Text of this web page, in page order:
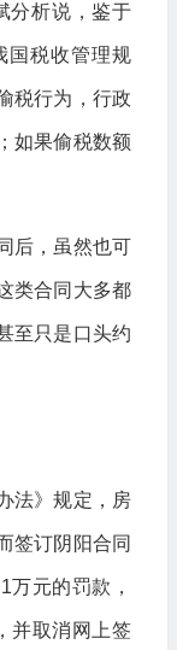
分析说，鉴于
国税收管理规
税行为，行政
如果偷税数额
，虽然也可
类合同大多都
至只是口头约
》规定，房
签订阴阳合同
万元的罚款，
并取消网上签